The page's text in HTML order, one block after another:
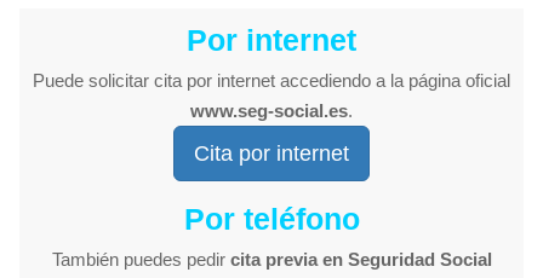
Por internet
Puede solicitar cita por internet accediendo a la página oficial
www.seg-social.es.
Cita por internet
Por teléfono
También puedes pedir cita previa en Seguridad Social